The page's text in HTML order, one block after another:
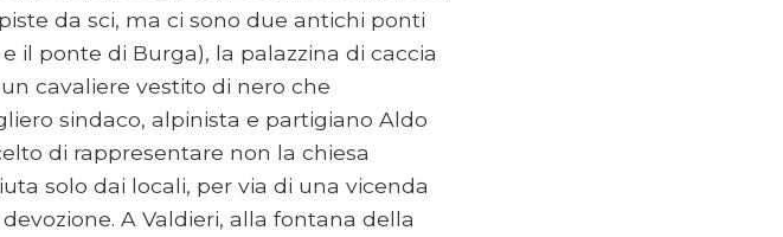
da sci, ma ci sono due antichi ponti
il ponte di Burga), la palazzina di caccia
cavaliere vestito di nero che
sindaco, alpinista e partigiano Aldo
di rappresentare non la chiesa
solo dai locali, per via di una vicenda
A Valdieri, alla fontana della